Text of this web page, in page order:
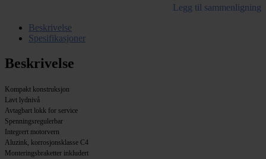
Legg til sammenligning
Beskrivelse
Spesifikasjoner
Beskrivelse
Kompakt konstruksjon
Lavt lydnivå
Avtagbart lokk for service
Spenningsregulerbar
Integrert motorvern
Aluzink, korrosjonsklasse C4
Monteringsbraketter inkludert